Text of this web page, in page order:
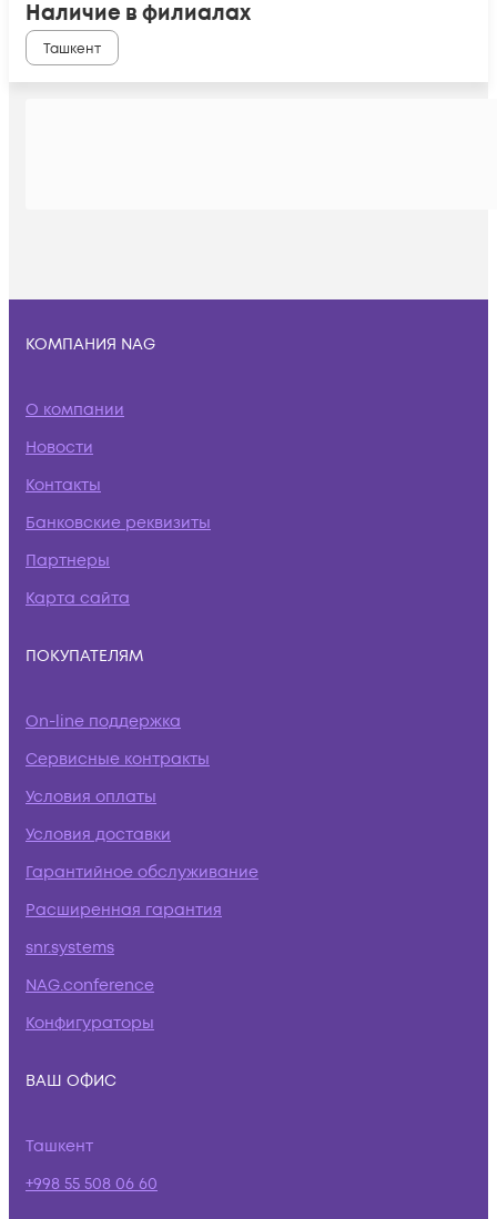
Наличие в филиалах
Ташкент
КОМПАНИЯ NAG
О компании
Новости
Контакты
Банковские реквизиты
Партнеры
Карта сайта
ПОКУПАТЕЛЯМ
On-line поддержка
Сервисные контракты
Условия оплаты
Условия доставки
Гарантийное обслуживание
Расширенная гарантия
snr.systems
NAG.conference
Конфигураторы
ВАШ ОФИС
Ташкент
+998 55 508 06 60